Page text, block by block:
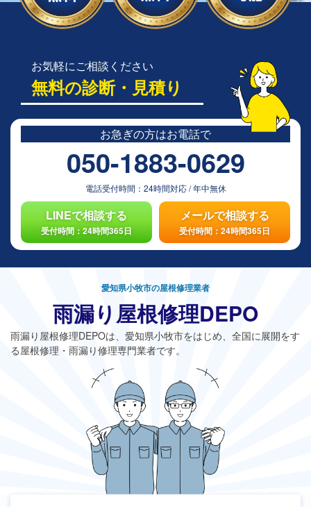
お気軽にご相談ください
無料の診断・見積り
お急ぎの方はお電話で
050-1883-0629
電話受付時間： 24時間対応/年中無休
LINEで相談する
受付時間：24時間365日
メールで相談する
受付時間：24時間365日
愛知県小牧市の屋根修理業者
雨漏り屋根修理DEPO
雨漏り屋根修理DEPOは、愛知県小牧市をはじめ、全国に展開をす
る屋根修理・雨漏り修理専門業者です。